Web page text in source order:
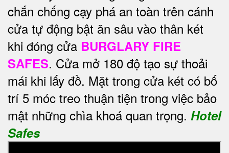
chắn chống cạy phá an toàn trên cánh
cửa tự động bật ăn sâu vào thân két
khi đóng cửa BURGLARY FIRE
SAFES. Cửa mở 180 độ tạo sự thoải
mái khi lấy đồ. Mặt trong cửa két có bố
trí 5 móc treo thuận tiện trong việc bảo
mật những chìa khoá quan trọng. Hotel
Safes